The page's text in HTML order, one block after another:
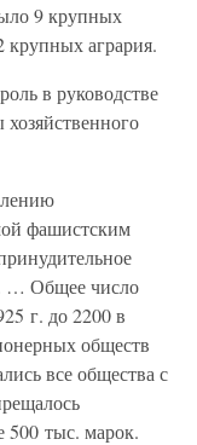
9 крупных
агрария.
в руководстве
фашистским
… Общее число
г. до 2200 в
обществ
все общества с
500 тыс. марок.